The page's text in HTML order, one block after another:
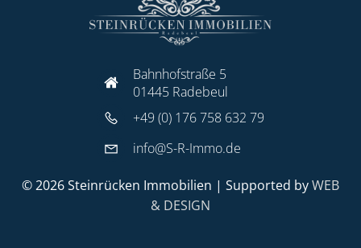
Bahnhofstraße 5
01445 Radebeul
+49 (0) 176 758 632 79
info@S-R-Immo.de
© 2026 Steinrücken Immobilien | Supported byWEB
& DESIGN